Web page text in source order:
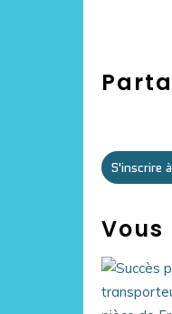
S'inscrire
Vous